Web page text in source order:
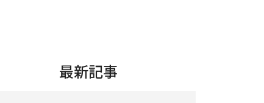
最新記事